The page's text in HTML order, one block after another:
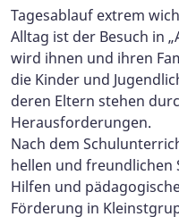
Tagesablauf extrem
Alltag ist der Besuch in
wird ihnen und ihren
die Kinder und
deren Eltern stehen
Herausforderungen.
Nach dem
hellen und freundlichen
Hilfen und
Förderung in